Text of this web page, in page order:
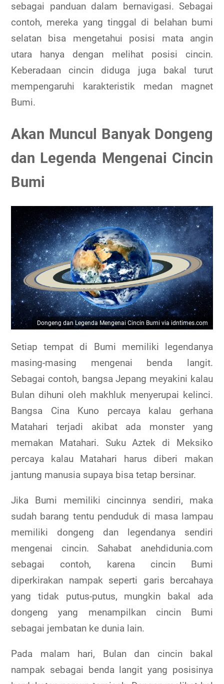
sebagai panduan dalam bernavigasi. Sebagai
contoh, mereka yang tinggal di belahan bumi
selatan bisa mengetahui posisi mata angin
utara hanya dengan melihat posisi cincin.
Keberadaan cincin diduga juga bakal turut
mempengaruhi karakteristik medan magnet
Bumi.
Akan Muncul Banyak Dongeng
dan Legenda Mengenai Cincin
Bumi
Dongeng dan Legenda Mengenai Cincin Bumi via idntimes.com
Setiap tempat di Bumi memiliki legendanya
masing-masing mengenai benda langit.
Sebagai contoh, bangsa Jepang meyakini kalau
Bulan dihuni oleh makhluk menyerupai kelinci.
Bangsa Cina Kuno percaya kalau gerhana
Matahari terjadi akibat ada monster yang
memakan Matahari. Suku Aztek di Meksiko
percaya kalau Matahari harus diberi makan
jantung manusia supaya bisa tetap bersinar.
Jika Bumi memiliki cincinnya sendiri, maka
sudah barang tentu penduduk di masa lampau
memiliki dongeng dan legendanya sendiri
mengenai cincin. Sahabat anehdidunia.com
sebagai contoh, karena cincin Bumi
diperkirakan nampak seperti garis bercahaya
yang tidak putus-putus, mungkin bakal ada
dongeng yang menampilkan cincin Bumi
sebagai jembatan ke dunia lain.
Pada malam hari, Bulan dan cincin bakal
nampak sebagai benda langit yang posisinya